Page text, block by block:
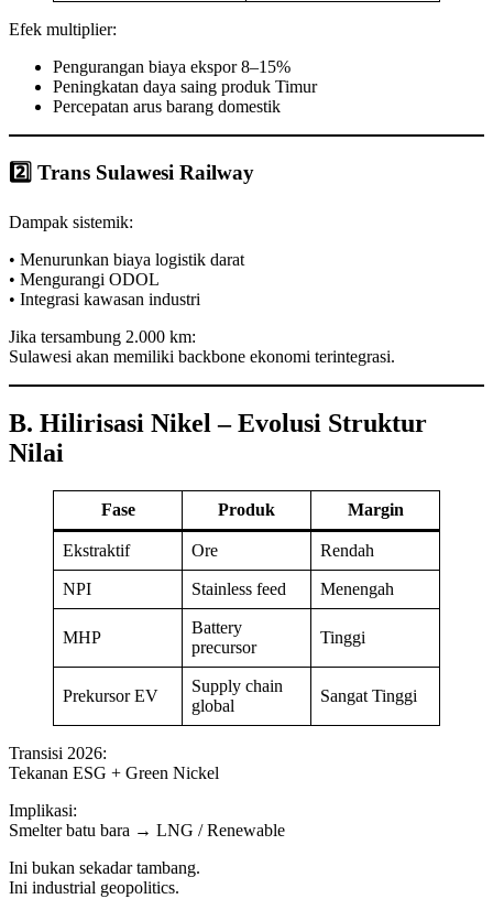
Efek multiplier:
Pengurangan biaya ekspor 8–15%
Peningkatan daya saing produk Timur
Percepatan arus barang domestik
2️⃣ Trans Sulawesi Railway
Dampak sistemik:
• Menurunkan biaya logistik darat
• Mengurangi ODOL
• Integrasi kawasan industri
Jika tersambung 2.000 km:
Sulawesi akan memiliki backbone ekonomi terintegrasi.
B. Hilirisasi Nikel – Evolusi Struktur
Nilai
Fase Produk Margin
Ekstraktif Ore Rendah
NPI Stainless feed Menengah
MHP
Battery
precursor
Tinggi
Prekursor EV
Supply chain
global
Sangat Tinggi
Transisi 2026:
Tekanan ESG + Green Nickel
Implikasi:
Smelter batu bara → LNG / Renewable
Ini bukan sekadar tambang.
Ini industrial geopolitics.